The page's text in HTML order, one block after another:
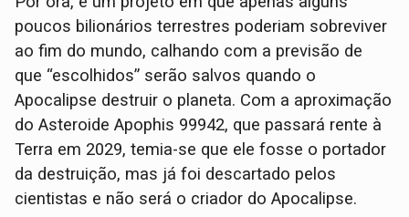
poucos bilionários terrestres poderiam sobreviver
ao fim do mundo, calhando com a previsão de
que “escolhidos” serão salvos quando o
Apocalipse destruir o planeta. Com a aproximação
do Asteroide Apophis 99942, que passará rente à
Terra em 2029, temia-se que ele fosse o portador
da destruição, mas já foi descartado pelos
cientistas e não será o criador do Apocalipse.